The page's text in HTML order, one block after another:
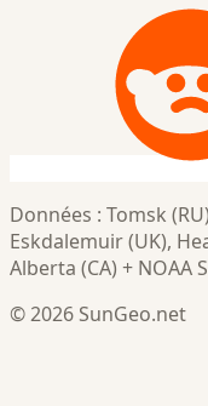
Données : Tomsk
Eskdalemuir (UK),
Alberta (CA) + NOAA
© 2026 SunGeo.net